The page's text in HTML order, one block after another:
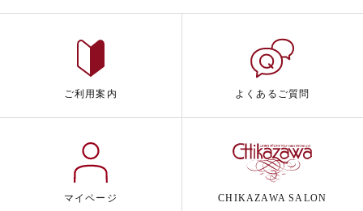
ご利用案内 よくあるご質問
マイページ CHIKAZAWA SALON